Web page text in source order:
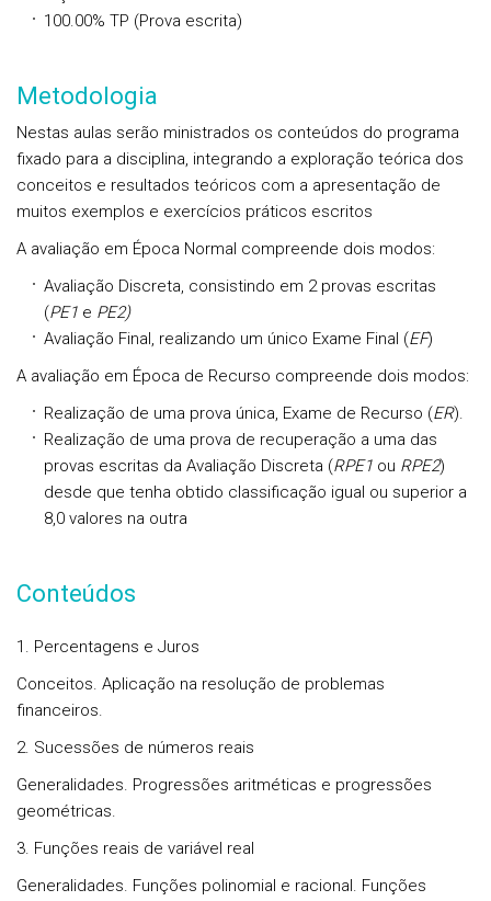
100.00% TP (Prova escrita)
Metodologia
Nestas aulas serão ministrados os conteúdos do programa
fixado para a disciplina, integrando a exploração teórica dos
conceitos e resultados teóricos com a apresentação de
muitos exemplos e exercícios práticos escritos
A avaliação em Época Normal compreende dois modos:
Avaliação Discreta, consistindo em 2 provas escritas
(PE1 e PE2)
Avaliação Final, realizando um único Exame Final (EF)
A avaliação em Época de Recurso compreende dois modos:
Realização de uma prova única, Exame de Recurso (ER).
Realização de uma prova de recuperação a uma das
provas escritas da Avaliação Discreta (RPE1 ou RPE2)
desde que tenha obtido classificação igual ou superior a
8,0 valores na outra
Conteúdos
1. Percentagens e Juros
Conceitos. Aplicação na resolução de problemas
financeiros.
2. Sucessões de números reais
Generalidades. Progressões aritméticas e progressões
geométricas.
3. Funções reais de variável real
Generalidades. Funções polinomial e racional. Funções